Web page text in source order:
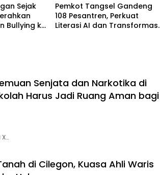
Sejak
Bullying ke
Pemkot Tangsel Gandeng
108 Pesantren, Perkuat
Literasi AI dan Transformasi
Senjata dan Narkotika di
Harus Jadi Ruang Aman bagi
di Cilegon, Kuasa Ahli Waris